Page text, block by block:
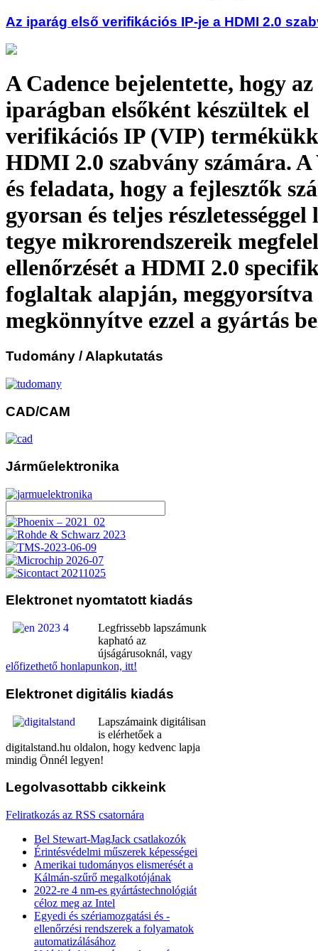
Az iparág első verifikációs IP-je a HDMI 2.0
A Cadence bejelentette, hogy az
iparágban elsőként készültek el
verifikációs IP (VIP)
HDMI 2.0 szabvány számára.
és feladata, hogy a fejlesztők
gyorsan és teljes részletességgel
tegye mikrorendszereik
ellenőrzését a HDMI 2.0
foglaltak alapján, meggyorsítva
megkönnyítve ezzel a gyártás
Tudomány / Alapkutatás
CAD/CAM
Járműelektronika
Elektronet nyomtatott kiadás
Legfrissebb lapszámunk
kapható az
újságárusoknál, vagy
előfizethető honlapunkon, itt!
Elektronet digitális kiadás
Lapszámaink digitálisan
is elérhetőek a
digitalstand.hu oldalon, hogy kedvenc lapja
mindig Önnél legyen!
Legolvasottabb cikkeink
Feliratkozás az RSS csatornára
Bel Stewart-MagJack csatlakozók
Érintésvédelmi műszerek képességei
Amerikai tudományos elismerését a
Kálmán-szűrő megalkotójának
2022-re 4 nm-es gyártástechnológiát
céloz meg az Intel
Egyedi és szériamozgatási és -
ellenőrzési rendszerek a folyamatok
automatizálásához